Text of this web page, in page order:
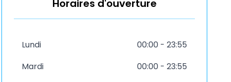
Horaires d'ouverture
Lundi
00:00 - 23:55
Mardi
00:00 - 23:55